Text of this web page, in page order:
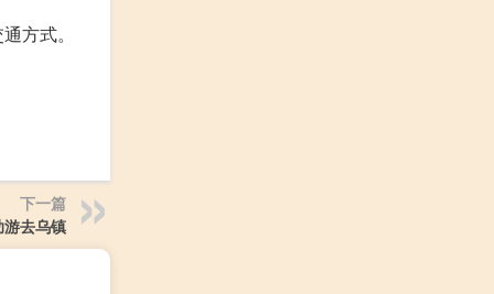
方式。
下一篇
游去乌镇